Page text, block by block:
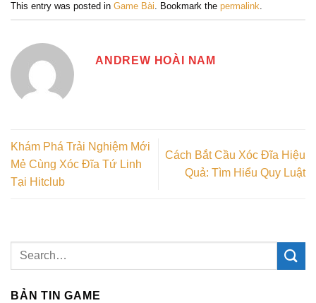
This entry was posted in Game Bài. Bookmark the permalink.
ANDREW HOÀI NAM
Khám Phá Trải Nghiệm Mới
Mẻ Cùng Xóc Đĩa Tứ Linh
Tại Hitclub
Cách Bắt Cầu Xóc Đĩa Hiệu
Quả: Tìm Hiểu Quy Luật
BẢN TIN GAME